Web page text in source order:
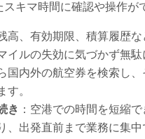
キマ時間に確認や操作が
高、有効期限、積算履歴
イルの失効に気づかず無
国内外の航空券を検索し
す。
き ：空港での時間を短縮
出発直前まで業務に集中